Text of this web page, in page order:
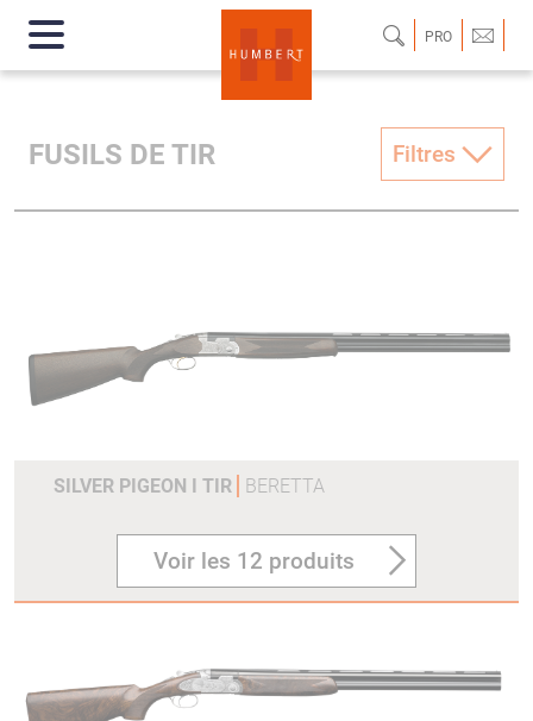
PRO
FUSILS DE TIR Filtres
SILVER PIGEON I TIR BERETTA
Voir les 12 produits